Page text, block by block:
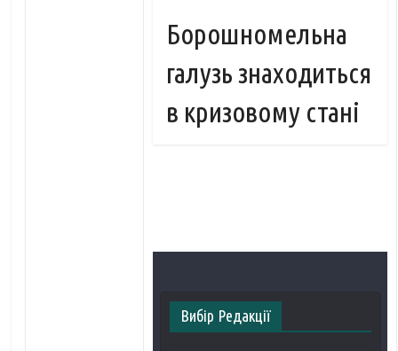
Борошномельна
галузь знаходиться
в кризовому стані
Вибір Редакції